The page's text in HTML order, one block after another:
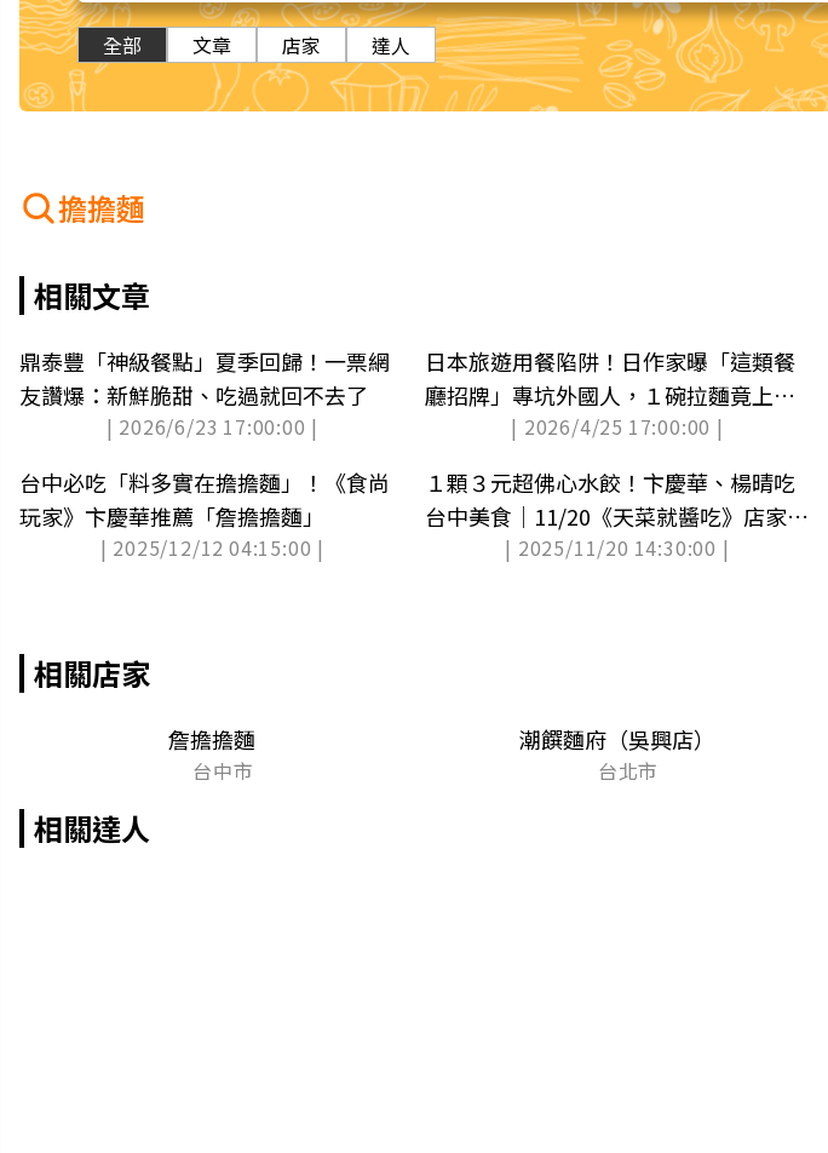
全部 文章 店家 達人
擔擔麵
相關文章
鼎泰豐「神級餐點」夏季回歸！一票網
友讚爆：新鮮脆甜、吃過就回不去了
| 2026/6/23 17:00:00 |
日本旅遊用餐陷阱！日作家曝「這類餐
廳招牌」專坑外國人，１碗拉麵竟上千
| 2026/4/25 17:00:00 |
台中必吃「料多實在擔擔麵」！《食尚
玩家》卞慶華推薦「詹擔擔麵」
| 2025/12/12 04:15:00 |
１顆３元超佛心水餃！卞慶華、楊晴吃
台中美食｜11/20《天菜就醬吃》店家資
| 2025/11/20 14:30:00 |
相關店家
詹擔擔麵
台中市
潮饌麵府（吳興店）
台北市
相關達人